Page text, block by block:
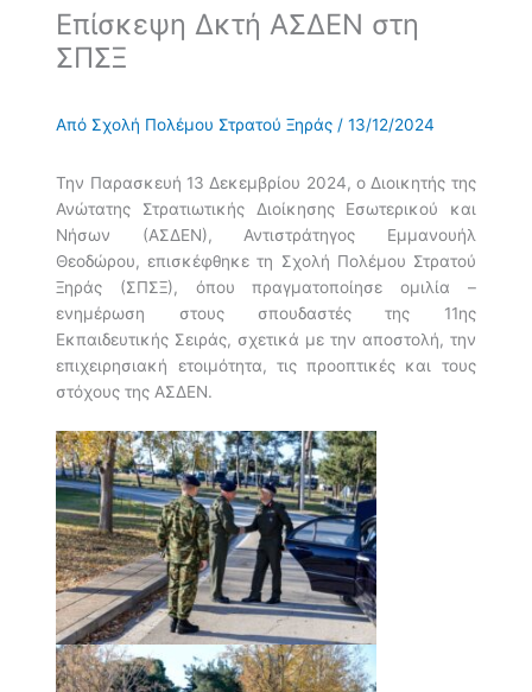
Επίσκεψη Δκτή ΑΣΔΕΝ στη
ΣΠΣΞ
ΑπόΣχολή Πολέμου Στρατού Ξηράς/13/12/2024
Την Παρασκευή 13 Δεκεμβρίου 2024, ο Διοικητής της
Ανώτατης Στρατιωτικής Διοίκησης Εσωτερικού και
Νήσων (ΑΣΔΕΝ), Αντιστράτηγος Εμμανουήλ
Θεοδώρου, επισκέφθηκε τη Σχολή Πολέμου Στρατού
Ξηράς (ΣΠΣΞ), όπου πραγματοποίησε ομιλία –
ενημέρωση στους σπουδαστές της 11ης
Εκπαιδευτικής Σειράς, σχετικά με την αποστολή, την
επιχειρησιακή ετοιμότητα, τις προοπτικές και τους
στόχους της ΑΣΔΕΝ.